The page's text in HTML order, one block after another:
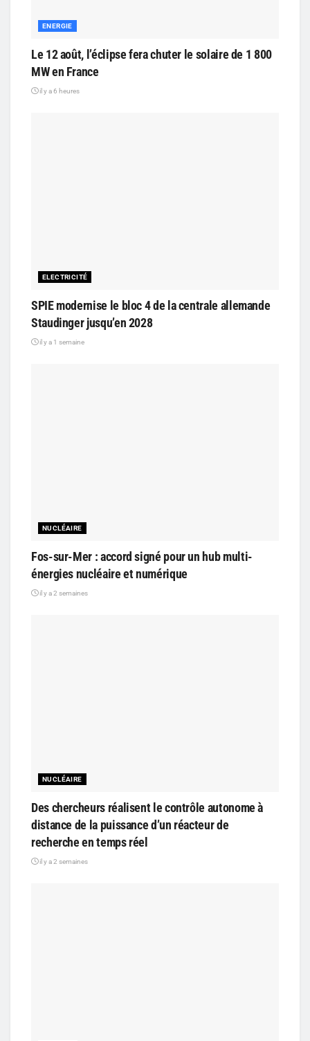
ENERGIE
Le 12 août, l’éclipse fera chuter le solaire de 1 800
MW en France
il y a 6 heures
ELECTRICITÉ
SPIE modernise le bloc 4 de la centrale allemande
Staudinger jusqu’en 2028
il y a 1 semaine
NUCLÉAIRE
Fos-sur-Mer : accord signé pour un hub multi-
énergies nucléaire et numérique
il y a 2 semaines
NUCLÉAIRE
Des chercheurs réalisent le contrôle autonome à
distance de la puissance d’un réacteur de
recherche en temps réel
il y a 2 semaines